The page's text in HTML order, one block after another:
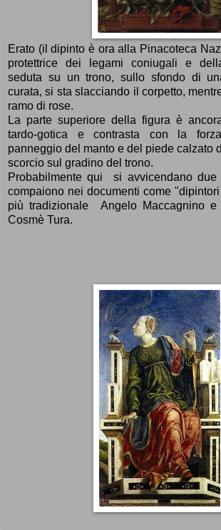
Erato (il dipinto è ora alla Pinacoteca
protettrice dei legami coniugali e
seduta su un trono, sullo sfondo di
curata, si sta slacciando il corpetto,
ramo di rose.
La parte superiore della figura è
tardo-gotica e contrasta con la
panneggio del manto e del piede calzato
scorcio sul gradino del trono.
Probabilmente qui si avvicendano due
compaiono nei documenti come
più tradizionale Angelo Maccagnino
Cosmè Tura.